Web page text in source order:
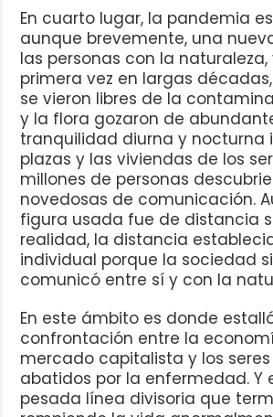
En cuarto lugar, la pandemia
aunque brevemente, una
las personas con la naturaleza,
primera vez en largas
se vieron libres de la
y la flora gozaron de
tranquilidad diurna y nocturna
plazas y las viviendas de los
millones de personas
novedosas de comunicación.
figura usada fue de distancia
realidad, la distancia
individual porque la sociedad
comunicó entre sí y con la
En este ámbito es donde
confrontación entre la
mercado capitalista y los
abatidos por la enfermedad. Y
pesada línea divisoria que